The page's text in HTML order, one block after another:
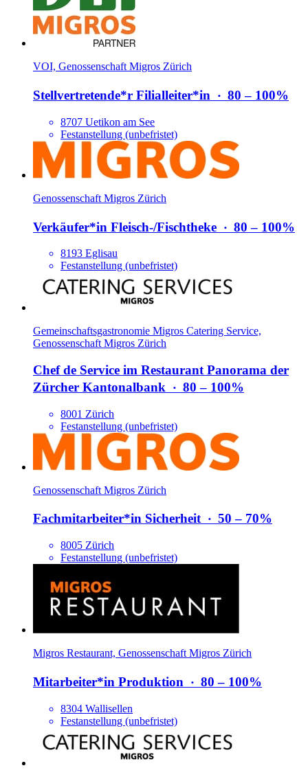
VOI, Genossenschaft Migros Zürich
Stellvertretende*​r Filialleiter*​in ‧ 80 – 100%
8707 Uetikon am See
Festanstellung (unbefristet)
Genossenschaft Migros Zürich
Verkäufer*​in Fleisch-/​Fischtheke ‧ 80 – 100%
8193 Eglisau
Festanstellung (unbefristet)
Gemeinschaftsgastronomie Migros Catering Service,
Genossenschaft Migros Zürich
Chef de Service im Restaurant Panorama der
Zürcher Kantonalbank ‧ 80 – 100%
8001 Zürich
Festanstellung (unbefristet)
Genossenschaft Migros Zürich
Fachmitarbeiter*​in Sicherheit‧ 50 – 70%
8005 Zürich
Festanstellung (unbefristet)
Migros Restaurant, Genossenschaft Migros Zürich
Mitarbeiter*​in Produktion ‧ 80 – 100%
8304 Wallisellen
Festanstellung (unbefristet)